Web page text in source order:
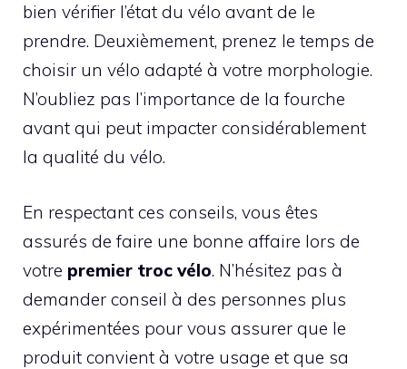
bien vérifier l’état du vélo avant de le
prendre. Deuxièmement, prenez le temps de
choisir un vélo adapté à votre morphologie.
N’oubliez pas l’importance de la fourche
avant qui peut impacter considérablement
la qualité du vélo.
En respectant ces conseils, vous êtes
assurés de faire une bonne affaire lors de
votre premier troc vélo. N’hésitez pas à
demander conseil à des personnes plus
expérimentées pour vous assurer que le
produit convient à votre usage et que sa